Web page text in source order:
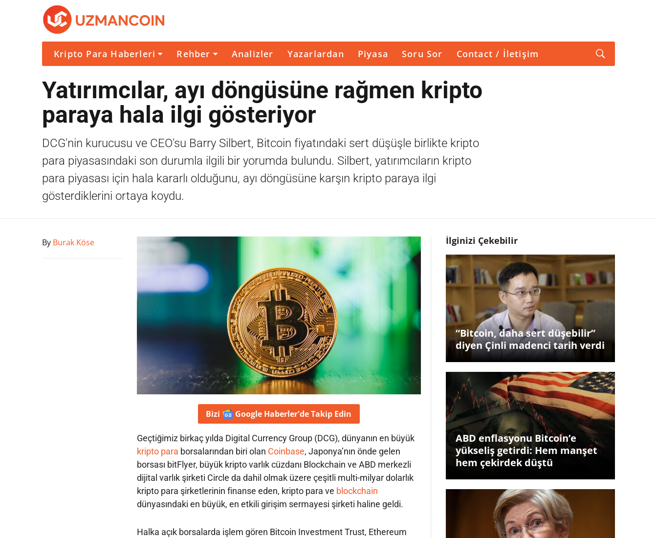
Kripto Para Haberleri Rehber Analizler Yazarlardan Piyasa Soru Sor Contact / İletişim
Yatırımcılar, ayı döngüsüne rağmen kripto
paraya hala ilgi gösteriyor
DCG'nin kurucusu ve CEO'su Barry Silbert, Bitcoin fiyatındaki sert düşüşle birlikte kripto
para piyasasındaki son durumla ilgili bir yorumda bulundu. Silbert, yatırımcıların kripto
para piyasası için hala kararlı olduğunu, ayı döngüsüne karşın kripto paraya ilgi
gösterdiklerini ortaya koydu.
By Burak Köse
Bizi Google Haberler'deTakip Edin
Geçtiğimiz birkaç yılda Digital Currency Group (DCG), dünyanın en büyük
kripto para borsalarından biri olan Coinbase, Japonya’nın önde gelen
borsası bitFlyer, büyük kripto varlık cüzdanı Blockchain ve ABD merkezli
dijital varlık şirketi Circle da dahil olmak üzere çeşitli multi-milyar dolarlık
kripto para şirketlerinin finanse eden, kripto para ve blockchain
dünyasındaki en büyük, en etkili girişim sermayesi şirketi haline geldi.
Halka açık borsalarda işlem gören Bitcoin Investment Trust, Ethereum
İlginizi Çekebilir
“Bitcoin, daha sert düşebilir”
diyen Çinli madenci tarih verdi
ABD enflasyonu Bitcoin’e
yükseliş getirdi: Hem manşet
hem çekirdek düştü